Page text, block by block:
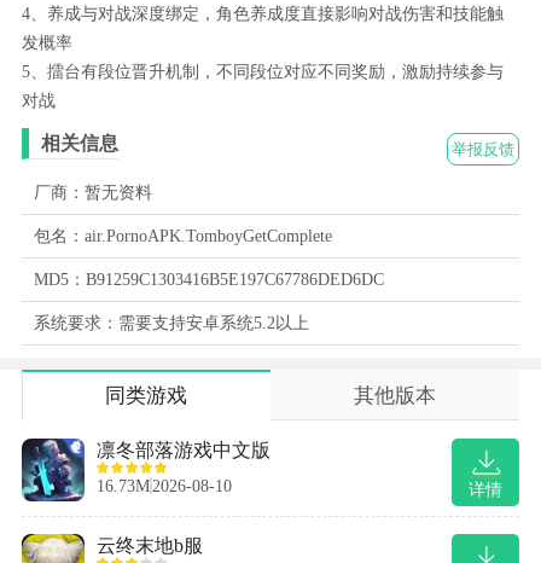
4、养成与对战深度绑定，角色养成度直接影响对战伤害和技能触
发概率
5、擂台有段位晋升机制，不同段位对应不同奖励，激励持续参与
对战
举报反馈
相关信息
厂商：暂无资料
包名：air.PornoAPK.TomboyGetComplete
MD5：B91259C1303416B5E197C67786DED6DC
系统要求：需要支持安卓系统5.2以上
同类游戏 其他版本
详情
凛冬部落游戏中文版
16.73M 2026-08-10
云终末地b服